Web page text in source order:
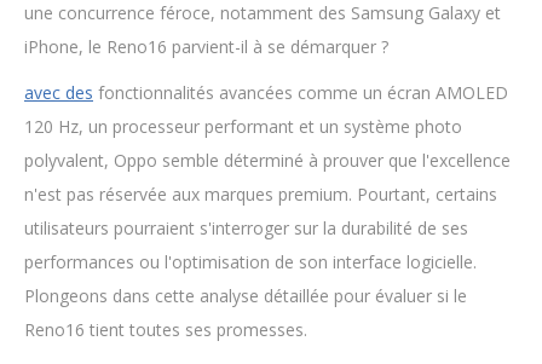
une concurrence féroce, notamment des Samsung Galaxy et
iPhone, le Reno16 parvient-il à se démarquer ?
avec des fonctionnalités avancées comme un écran AMOLED
120 Hz, un processeur performant et un système photo
polyvalent, Oppo semble déterminé à prouver que l'excellence
n'est pas réservée aux marques premium. Pourtant, certains
utilisateurs pourraient s'interroger sur la durabilité de ses
performances ou l'optimisation de son interface logicielle.
Plongeons dans cette analyse détaillée pour évaluer si le
Reno16 tient toutes ses promesses.